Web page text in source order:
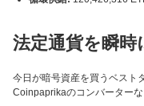
法定通貨を瞬時
今日が暗号資産を買うベスト
Coinpaprikaのコンバーター